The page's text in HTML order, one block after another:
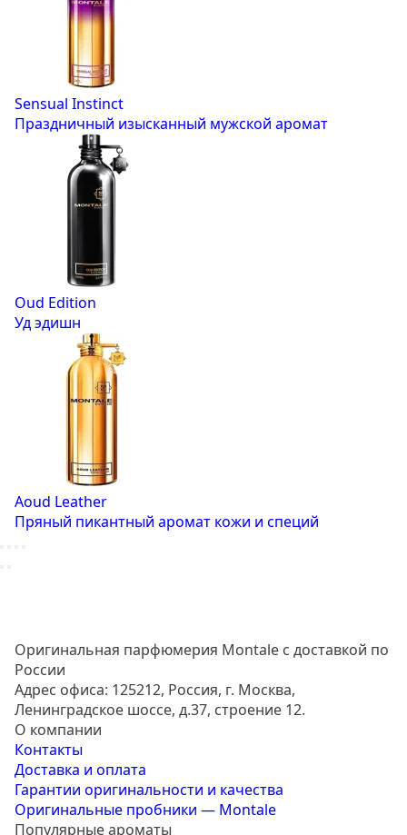
Sensual Instinct
Праздничный изысканный мужской аромат
Oud Edition
Уд эдишн
Aoud Leather
Пряный пикантный аромат кожи и специй
Оригинальная парфюмерия Montale с доставкой по
России
Адрес офиса: 125212, Россия, г. Москва,
Ленинградское шоссе, д.37, строение 12.
О компании
Контакты
Доставка и оплата
Гарантии оригинальности и качества
Оригинальные пробники — Montale
Популярные ароматы